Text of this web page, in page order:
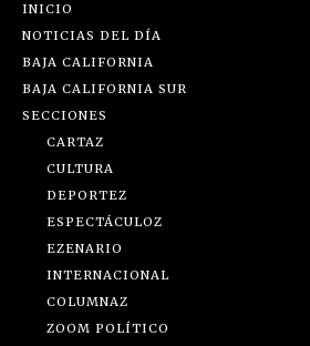
INICIO
NOTICIAS DEL DÍA
BAJA CALIFORNIA
BAJA CALIFORNIA SUR
SECCIONES
CARTAZ
CULTURA
DEPORTEZ
ESPECTÁCULOZ
EZENARIO
INTERNACIONAL
COLUMNAZ
ZOOM POLÍTICO